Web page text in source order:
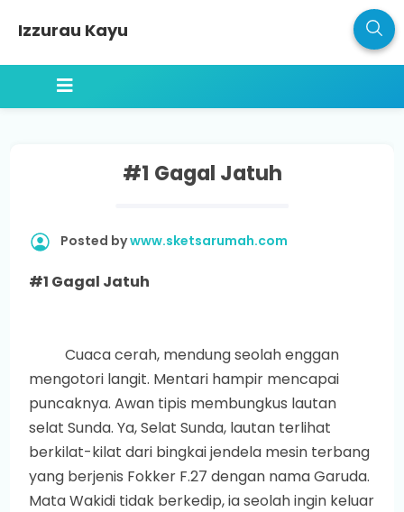
Izzurau Kayu
#1 Gagal Jatuh
Posted bywww.sketsarumah.com
#1 Gagal Jatuh
Cuaca cerah, mendung seolah enggan
mengotori langit. Mentari hampir mencapai
puncaknya. Awan tipis membungkus lautan
selat Sunda. Ya, Selat Sunda, lautan terlihat
berkilat-kilat dari bingkai jendela mesin terbang
yang berjenis Fokker F.27 dengan nama Garuda.
Mata Wakidi tidak berkedip, ia seolah ingin keluar